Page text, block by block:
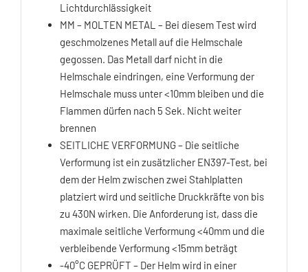
Lichtdurchlässigkeit
MM – MOLTEN METAL – Bei diesem Test wird
geschmolzenes Metall auf die Helmschale
gegossen. Das Metall darf nicht in die
Helmschale eindringen, eine Verformung der
Helmschale muss unter <10mm bleiben und die
Flammen dürfen nach 5 Sek. Nicht weiter
brennen
SEITLICHE VERFORMUNG – Die seitliche
Verformung ist ein zusätzlicher EN397-Test, bei
dem der Helm zwischen zwei Stahlplatten
platziert wird und seitliche Druckkräfte von bis
zu 430N wirken. Die Anforderung ist, dass die
maximale seitliche Verformung <40mm und die
verbleibende Verformung <15mm beträgt
-40°C GEPRÜFT – Der Helm wird in einer